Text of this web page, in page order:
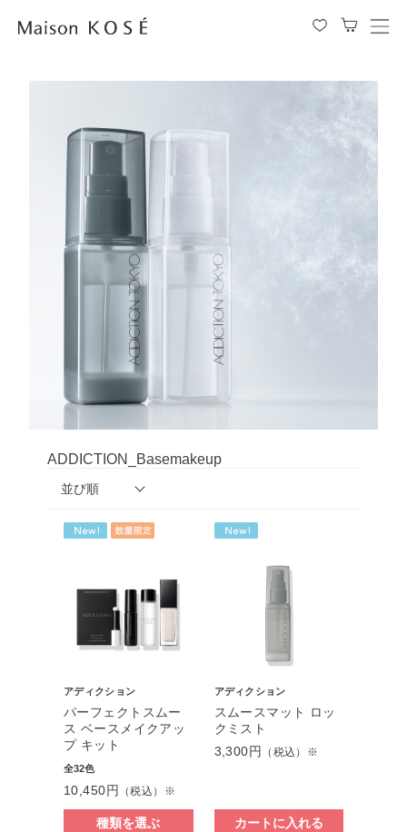
メ
ADDICTION_Basemakeup
並び順
アディクション
パーフェクトスムー
ス ベースメイクアッ
プ キット
全32色
10,450円 （税込）※
種類を選ぶ
アディクション
スムースマット ロッ
クミスト
3,300円
（税込）※
カートに入れる